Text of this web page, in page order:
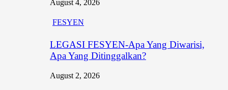
August 4, 2026
FESYEN
LEGASI FESYEN-Apa Yang Diwarisi,
Apa Yang Ditinggalkan?
August 2, 2026